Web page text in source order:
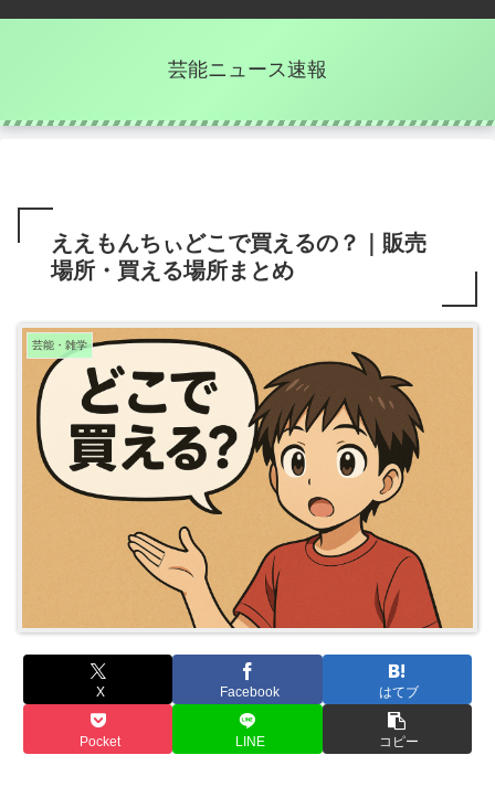
芸能ニュース速報
ええもんちぃどこで買えるの？｜販売
場所・買える場所まとめ
芸能・雑学
X Facebook はてブ
Pocket LINE コピー